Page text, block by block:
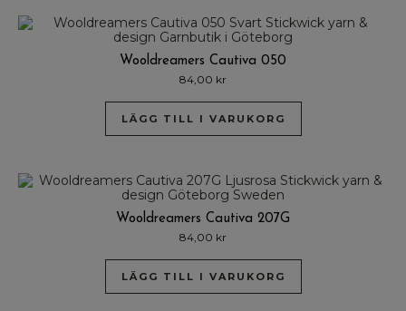
Wooldreamers Cautiva 050
84,00 kr
LÄGG TILL I VARUKORG
Wooldreamers Cautiva 207G
84,00 kr
LÄGG TILL I VARUKORG